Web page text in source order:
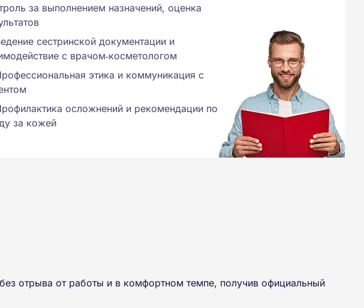
за выполнением назначений, оценка
сестринской документации и
с врачом‑косметологом
этика и коммуникация с
осложнений и рекомендации по
за кожей
отрыва от работы и в комфортном темпе, получив официальный